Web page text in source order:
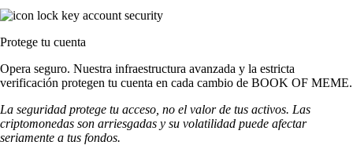
Protege tu cuenta
Opera seguro. Nuestra infraestructura avanzada y la estricta
verificación protegen tu cuenta en cada cambio de BOOK OF MEME.
La seguridad protege tu acceso, no el valor de tus activos. Las
criptomonedas son arriesgadas y su volatilidad puede afectar
seriamente a tus fondos.